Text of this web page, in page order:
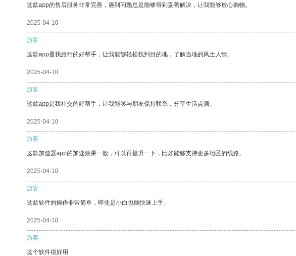
这款app的售后服务非常完善，遇到问题总是能够得到妥善解决，让我能够放心购物。
2025-04-10
游客
这款app是我旅行的好帮手，让我能够轻松找到目的地，了解当地的风土人情。
2025-04-10
游客
这款app是我社交的好帮手，让我能够与朋友保持联系，分享生活点滴。
2025-04-10
游客
这款加速器app的加速效果一般，可以再提升一下，比如能够支持更多地区的线路。
2025-04-10
游客
这款软件的操作非常简单，即使是小白也能快速上手。
2025-04-10
游客
这个软件很好用